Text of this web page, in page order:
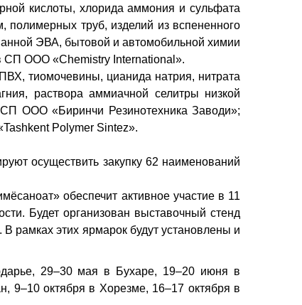
кислоты, хлорида аммония и сульфата
полимерных труб, изделий из вспененного
ЭВА, бытовой и автомобильной химии
СП ООО «Chemistry International».
тиомочевины, цианида натрия, нитрата
раствора аммиачной селитры низкой
ООО «Биринчи Резинотехника Заводи»;
Polymer Sintez».
осуществить закупку 62 наименований
обеспечит активное участие в 11
Будет организован выставочный стенд
рамках этих ярмарок будут установлены и
29–30 мая в Бухаре, 19–20 июня в
9–10 октября в Хорезме, 16–17 октября в